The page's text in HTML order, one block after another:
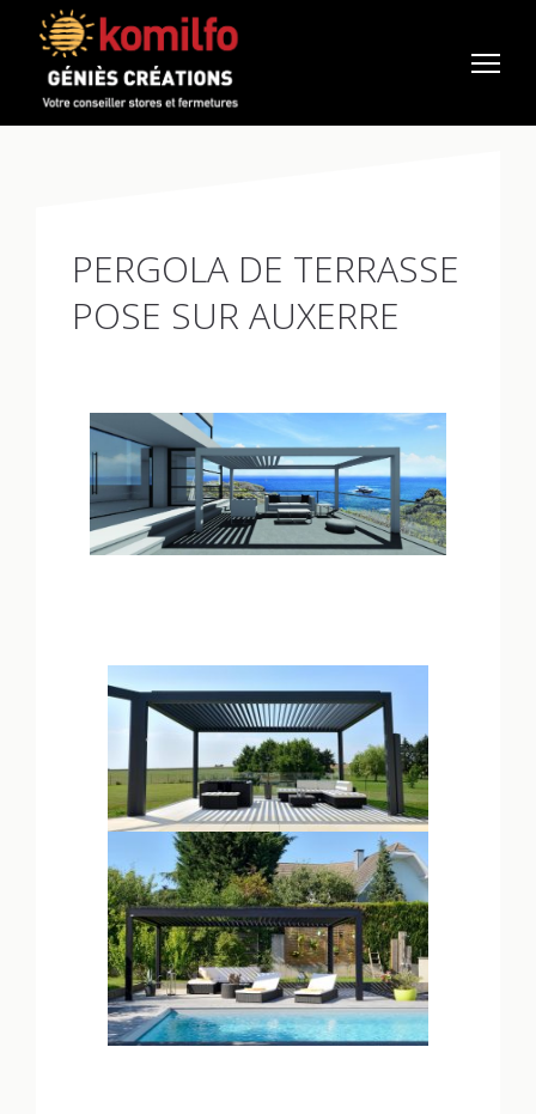
PERGOLA DE TERRASSE
POSE SUR AUXERRE